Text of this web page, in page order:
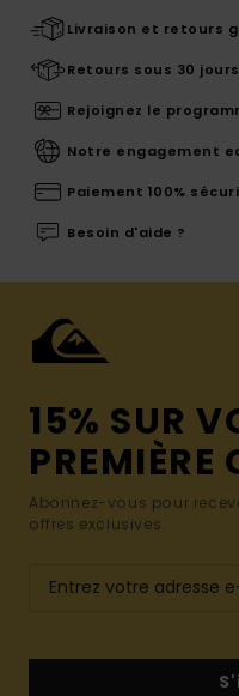
Livraison et retours
Retours sous 30 jours
Rejoignez le
Notre engagement
Paiement 100%
Besoin d'aide ?
15% SUR
Abonnez-vous pour
offres exclusives.